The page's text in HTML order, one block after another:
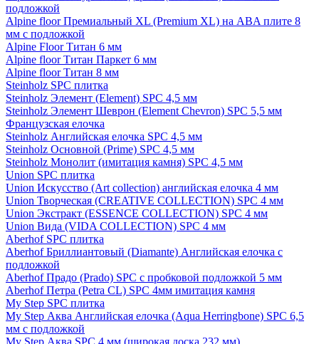
подложкой
Alpine floor Премиальный XL (Premium XL) на ABA плите 8
мм с подложкой
Alpine Floor Титан 6 мм
Alpine floor Титан Паркет 6 мм
Alpine floor Титан 8 мм
Steinholz SPC плитка
Steinholz Элемент (Element) SPC 4,5 мм
Steinholz Элемент Шеврон (Element Chevron) SPC 5,5 мм
Французская елочка
Steinholz Английская елочка SPC 4,5 мм
Steinholz Основной (Prime) SPC 4,5 мм
Steinholz Монолит (имитация камня) SPC 4,5 мм
Union SPC плитка
Union Искусство (Art collection) английская елочка 4 мм
Union Творческая (CREATIVE COLLECTION) SPC 4 мм
Union Экстракт (ESSENCE COLLECTION) SPC 4 мм
Union Вида (VIDA COLLECTION) SPC 4 мм
Aberhof SPC плитка
Aberhof Бриллиантовый (Diamante) Английская елочка с
подложкой
Aberhof Прадо (Prado) SPC с пробковой подложкой 5 мм
Aberhof Петра (Petra CL) SPC 4мм имитация камня
My Step SPC плитка
My Step Аква Английская елочка (Aqua Herringbone) SPC 6,5
мм с подложкой
My Step Аква SPC 4 мм (широкая доска 232 мм)